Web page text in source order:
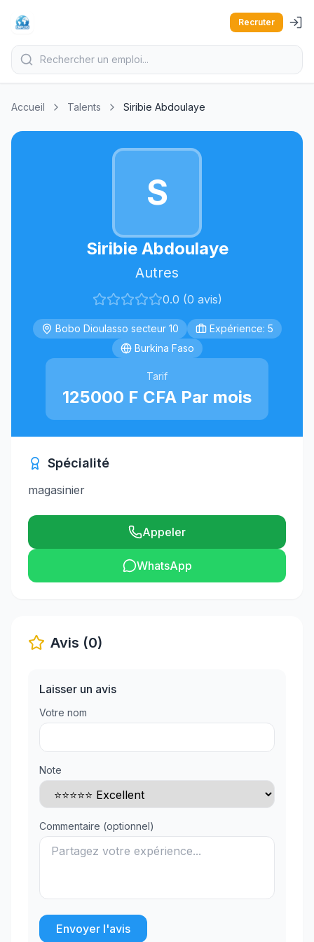
Recruter
Accueil Talents Siribie Abdoulaye
S
Siribie Abdoulaye
Autres
0.0 (0 avis)
Bobo Dioulasso secteur 10
Expérience: 5
Burkina Faso
Tarif
125000 F CFA Par mois
Spécialité
magasinier
Appeler
WhatsApp
Avis (0)
Laisser un avis
Votre nom
Note
Commentaire (optionnel)
Envoyer l'avis